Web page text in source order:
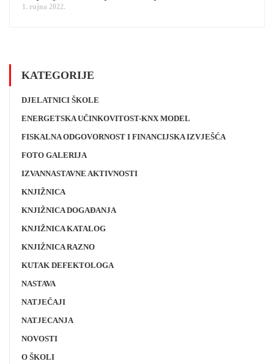
1. rujna 2022.
KATEGORIJE
DJELATNICI ŠKOLE
ENERGETSKA UČINKOVITOST-KNX MODEL
FISKALNA ODGOVORNOST I FINANCIJSKA IZVJEŠĆA
FOTO GALERIJA
IZVANNASTAVNE AKTIVNOSTI
KNJIŽNICA
KNJIŽNICA DOGAĐANJA
KNJIŽNICA KATALOG
KNJIŽNICA RAZNO
KUTAK DEFEKTOLOGA
NASTAVA
NATJEČAJI
NATJECANJA
NOVOSTI
O ŠKOLI